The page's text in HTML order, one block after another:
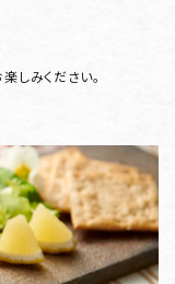
しみください。